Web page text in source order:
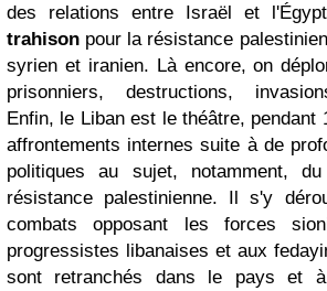
des relations entre Israël et
trahison pour la résistance
syrien et iranien. Là encore, on
prisonniers, destructions,
Enfin, le Liban est le théâtre, pendant
affrontements internes suite à de
politiques au sujet, notamment,
résistance palestinienne. Il s'y
combats opposant les forces
progressistes libanaises et aux
sont retranchés dans le pays et